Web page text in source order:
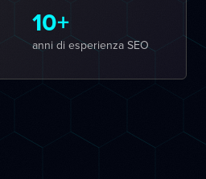
10+
anni di esperienza SEO